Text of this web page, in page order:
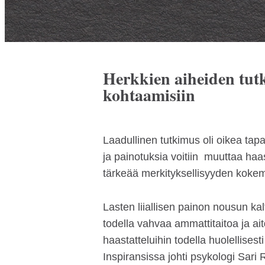
Herkkien aiheiden
kohtaamisiin
Laadullinen tutkimus oli oikea
ja painotuksia voitiin muuttaa
tärkeää merkityksellisyyden
Lasten liiallisen painon nousun
todella vahvaa ammattitaitoa ja
haastatteluihin todella
Inspiransissa johti psykologi Sari